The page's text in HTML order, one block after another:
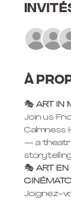
À
🎭 ART IN
Join us
Calmness
— a
🎭 ART EN
Joignez-